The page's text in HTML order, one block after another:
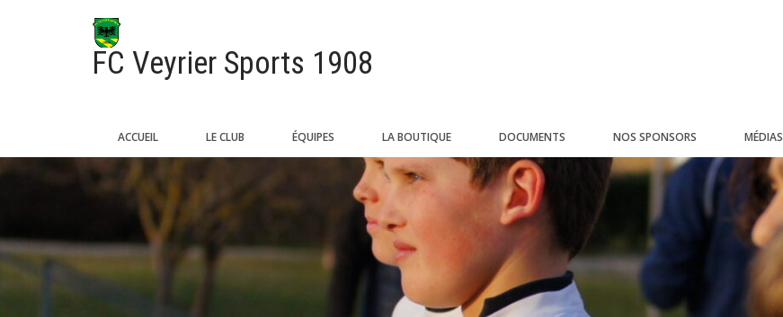
FC Veyrier Sports 1908
ACCUEIL LE CLUB ÉQUIPES LA BOUTIQUE DOCUMENTS NOS SPONSORS MÉDIAS